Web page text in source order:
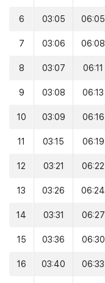
6 03:05 06:05
7 03:06 06:08
8 03:07 06:11
9 03:08 06:13
10 03:09 06:16
11 03:15 06:19
12 03:21 06:22
13 03:26 06:24
14 03:31 06:27
15 03:36 06:30
16 03:40 06:33